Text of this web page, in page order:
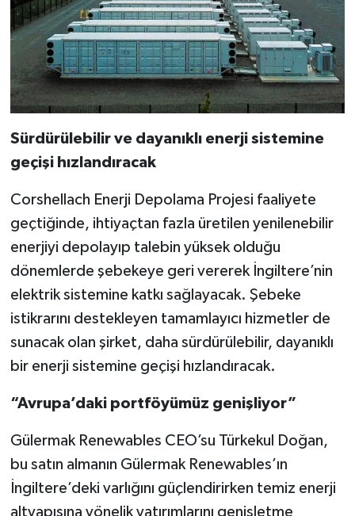
Sürdürülebilir ve dayanıklı enerji sistemine
geçişi hızlandıracak
Corshellach Enerji Depolama Projesi faaliyete
geçtiğinde, ihtiyaçtan fazla üretilen yenilenebilir
enerjiyi depolayıp talebin yüksek olduğu
dönemlerde şebekeye geri vererek İngiltere’nin
elektrik sistemine katkı sağlayacak. Şebeke
istikrarını destekleyen tamamlayıcı hizmetler de
sunacak olan şirket, daha sürdürülebilir, dayanıklı
bir enerji sistemine geçişi hızlandıracak.
“Avrupa’daki portföyümüz genişliyor”
Gülermak Renewables CEO’su Türkekul Doğan,
bu satın almanın Gülermak Renewables’ın
İngiltere’deki varlığını güçlendirirken temiz enerji
altyapısına yönelik yatırımlarını genişletme